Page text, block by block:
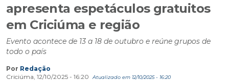
apresenta espetáculos gratuitos
em Criciúma e região
Evento acontece de 13 a 18 de outubro e reúne grupos de
todo o país
Por Redação
Criciúma, 12/10/2025 - 16:20
Atualizado em 12/10/2025 - 16:20